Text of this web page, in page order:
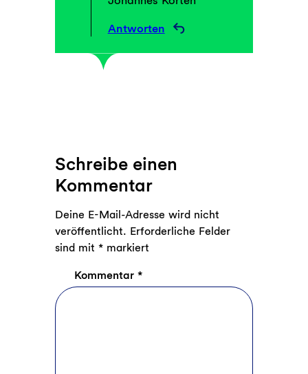
Antworten
Schreibe einen
Kommentar
Deine E-Mail-Adresse wird nicht
veröffentlicht. Erforderliche Felder
sind mit *markiert
Kommentar *